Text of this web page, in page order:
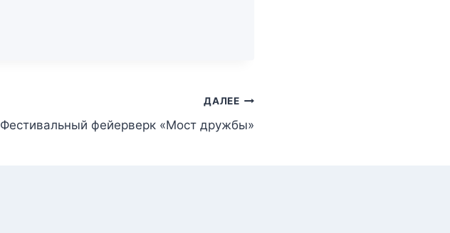
ДАЛЕЕ
Фестивальный фейерверк «Мост дружбы»